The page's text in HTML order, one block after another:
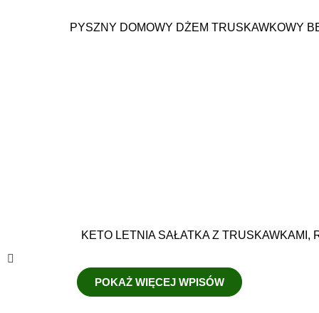
PYSZNY DOMOWY DŻEM TRUSKAWKOWY
KETO LETNIA SAŁATKA Z TRUSKAWKAMI,
POKAŻ WIĘCEJ WPISÓW